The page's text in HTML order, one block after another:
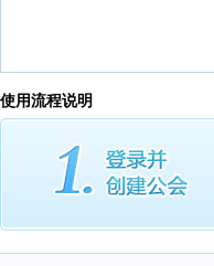
使用流程说明